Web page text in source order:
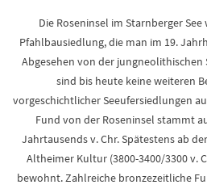
Die Roseninsel im Starnberger
Pfahlbausiedlung, die man im 19.
Abgesehen von der
sind bis heute keine weiteren
vorgeschichtlicher Seeufersiedlungen
Fund von der Roseninsel stammt
Jahrtausends v. Chr. Spätestens ab
Altheimer Kultur (3800-3400/3300 v.
bewohnt. Zahlreiche bronzezeitliche